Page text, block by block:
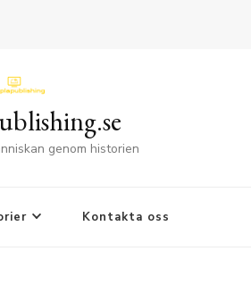
genom historien
Kontakta oss